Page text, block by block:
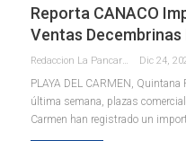
Reporta CANACO
Ventas Decembrinas
Redaccion La Pancarta De Quintana Roo Dic 24,
PLAYA DEL CARMEN, Quintana
última semana, plazas
Carmen han registrado un